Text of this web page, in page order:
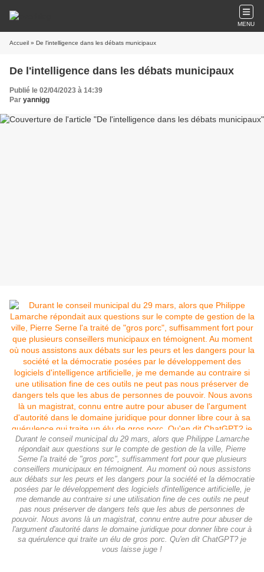
MENU
Accueil » De l'intelligence dans les débats municipaux
De l'intelligence dans les débats municipaux
Publié le 02/04/2023 à 14:39
Par yannigg
Durant le conseil municipal du 29 mars, alors que Philippe Lamarche
répondait aux questions sur le compte de gestion de la ville, Pierre
Serne l'a traité de "gros porc", suffisamment fort pour que plusieurs
conseillers municipaux en témoignent. Au moment où nous assistons
aux débats sur les peurs et les dangers pour la société et la démocratie
posées par le développement des logiciels d'intelligence artificielle, je
me demande au contraire si une utilisation fine de ces outils ne peut
pas nous préserver de dangers tels que les abus de personnes de
pouvoir. Nous avons là un magistrat, connu entre autre pour abuser de
l'argument d'autorité dans le domaine juridique pour donner libre cour à
sa quérulence qui traite un élu de gros porc. Qu'en dit ChatGPT? je
vous laisse juge !